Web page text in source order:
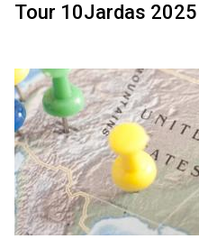
Tour 10Jardas 2025